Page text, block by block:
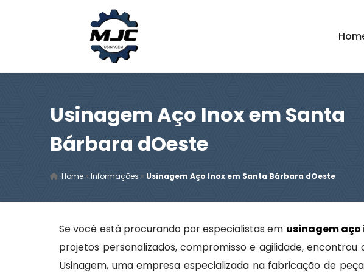
Usinagem Aço Inox em Santa
Bárbara dOeste
Home »Informações » Usinagem Aço Inox em Santa Bárbara dOeste
Se você está procurando por especialistas em usinagem aço
projetos personalizados, compromisso e agilidade,
Usinagem, uma empresa especializada na fabricação de